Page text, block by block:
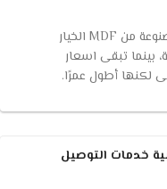
عادةً ما تكون مكاتب موظفين خشب المصنوعة من MDF الخيار
بينما تبقى اسعار
لكنها أطول عمرًا.
خدمات التوصيل